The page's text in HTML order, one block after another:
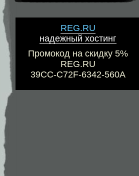
REG.RU
надежный хостинг
Промокод на скидку 5%
REG.RU
39CC-C72F-6342-560A